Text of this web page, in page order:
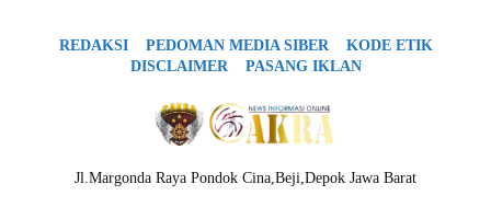
REDAKSI PEDOMAN MEDIA SIBER
KODE ETIK
DISCLAIMER
PASANG IKLAN
Jl.Margonda Raya Pondok Cina,Beji,Depok Jawa Barat